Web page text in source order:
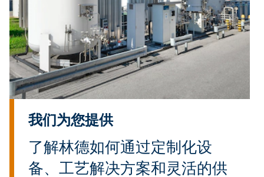
我们为您提供
了解林德如何通过定制化设
备、工艺解决方案和灵活的供